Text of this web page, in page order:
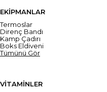
EKİPMANLAR
Termoslar
Direnç Bandı
Kamp Çadırı
Boks Eldiveni
Tümünü Gör
VİTAMİNLER